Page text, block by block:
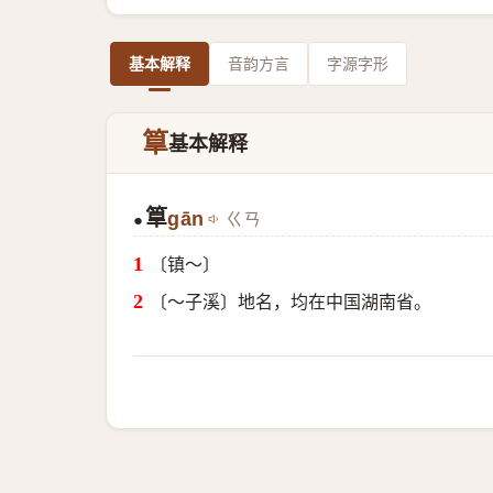
基本解释 音韵方言 字源字形
筸基本解释
● 筸gān ㄍㄢ
〔镇～〕
〔～子溪〕地名，均在中国湖南省。